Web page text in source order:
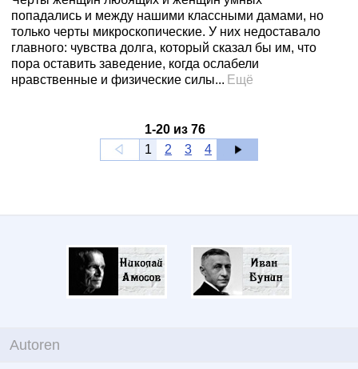
попадались и между нашими классными дамами, но
только черты микроскопические. У них недоставало
главного: чувства долга, который сказал бы им, что
пора оставить заведение, когда ослабели
нравственные и физические силы... Ещё
1-20 из 76
1
2 3 4
Autoren